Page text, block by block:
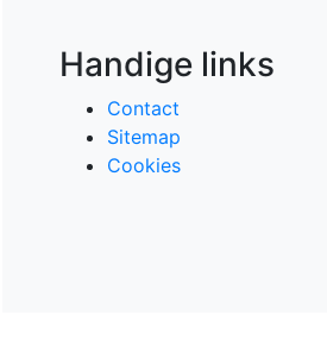
Handige links
Contact
Sitemap
Cookies